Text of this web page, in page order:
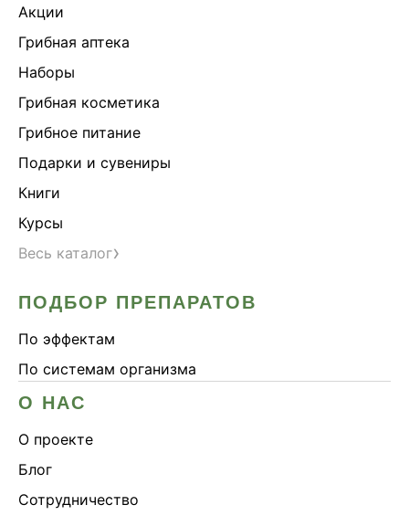
Акции
Грибная аптека
Наборы
Грибная косметика
Грибное питание
Подарки и сувениры
Книги
Курсы
Весь каталог›
ПОДБОР ПРЕПАРАТОВ
По эффектам
По системам организма
О НАС
О проекте
Блог
Сотрудничество